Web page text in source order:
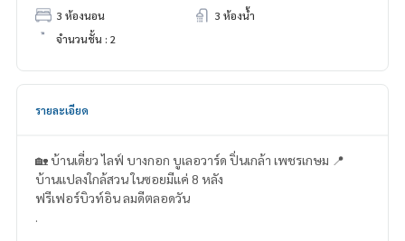
3 ห้องนอน
3 ห้องน้ำ
จำนวนชั้น : 2
รายละเอียด
🏡 บ้านเดี่ยว ไลฟ์ บางกอก บูเลอวาร์ด ปิ่นเกล้า เพชรเกษม 📍
บ้านแปลงใกล้สวน ในซอยมีแค่ 8 หลัง
ฟรีเฟอร์บิวท์อิน ลมดีตลอดวัน
.